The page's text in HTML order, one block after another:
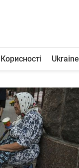
Корисності Ukraine